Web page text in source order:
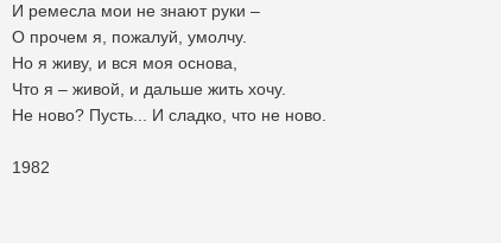
И ремесла мои не знают руки –
О прочем я, пожалуй, умолчу.
Но я живу, и вся моя основа,
Что я – живой, и дальше жить хочу.
Не ново? Пусть... И сладко, что не ново.
1982